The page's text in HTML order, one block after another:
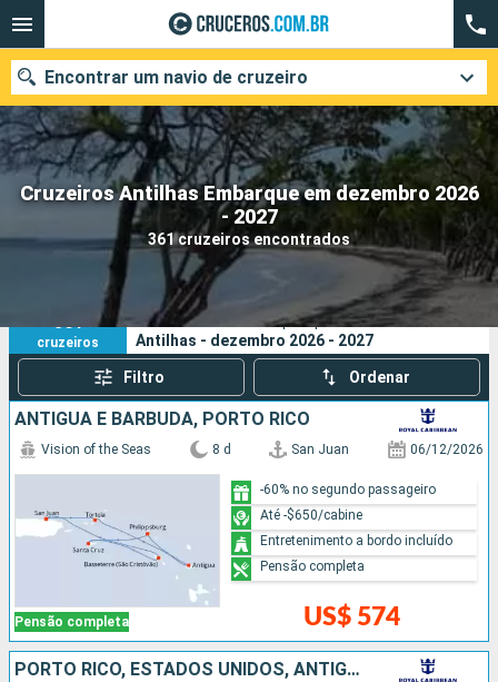
Cruzeiros Antilhas Embarque em dezembro 2026
- 2027
361 cruzeiros encontrados
Encontrar um navio de cruzeiro
Quando ir?
Data de partida
Cidades Companhias
Pesquisar
361
cruzeiros
Os seus critérios de pesquisa:
Antilhas - dezembro 2026 - 2027
Filtro Ordenar
ANTIGUA E BARBUDA, PORTO RICO
Pensão completa
Vision of the Seas 8 d San Juan 06/12/2026
US$ 574
-60% no segundo passageiro
Até -$650/cabine
Entretenimento a bordo incluído
Pensão completa
PORTO RICO, ESTADOS UNIDOS, ANTIGUA E BARBUDA, REPUBLICA DOMINICANA